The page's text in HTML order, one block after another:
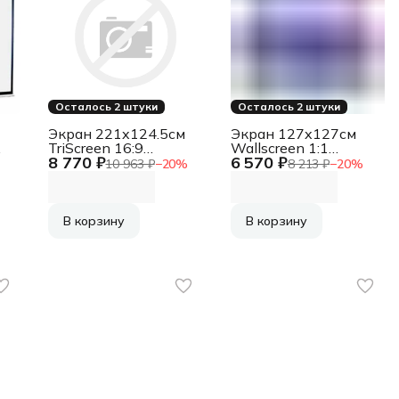
Осталось 2 штуки
8 770 ₽10 963 ₽−20%
Экран 221x124.5см
TriScreen 16:9
напольный
корпус
В корзину
Осталось 2 штуки
6 570 ₽8 213 ₽−20%
Экран 127x127см
Wallscreen 1:1
настенно-
В корзину